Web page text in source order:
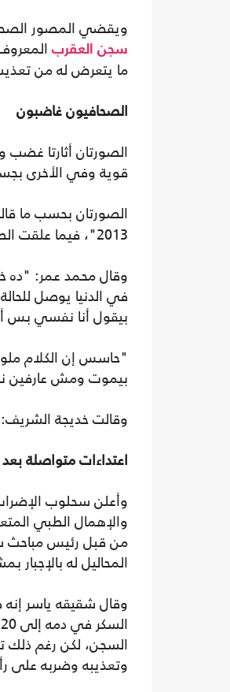
ويقضي المصور
سجن العقرب
ما يتعرض له من
الصحافيون غاضبون
الصورتان أثارتا
قوية وفي الأخرى
الصورتان بحسب ما
2013"، فيما علقت الصحفية إيمان نبيل: "أنقذوا الصحفي الخلوق من الموت".
وقال محمد عمر: "ده
في الدنيا يوصل
بيقول أنا نفسي بس
"حاسس إن الكلام
بيموت ومش عارفين
وقالت خديجة الشريف:
اعتداءات متواصلة
والإهمال الطبي
من قبل رئيس مباحث
المحاليل له بالإجبار
السجن، لكن رغم ذلك
وتعذيبه وضربه على